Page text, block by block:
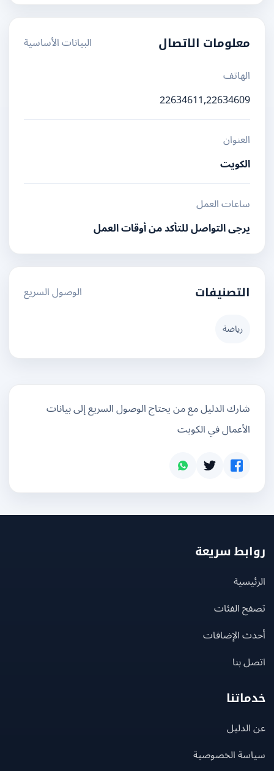
معلومات الاتصال
البيانات الأساسية
الهاتف
22634611,22634609
العنوان
الكويت
ساعات العمل
يرجى التواصل للتأكد من أوقات العمل
التصنيفات الوصول السريع
شارك الدليل مع من يحتاج الوصول السريع إلى بيانات
الأعمال في الكويت
سريعة
الفئات
الإضافات
بنا
الخصوصية